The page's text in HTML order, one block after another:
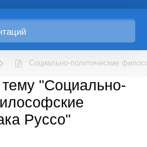
Социально-политические
"Социально-
Руссо"